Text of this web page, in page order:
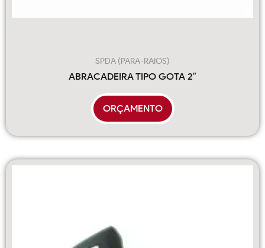
SPDA (PARA-RAIOS)
ABRACADEIRA TIPO GOTA 2″
ORÇAMENTO